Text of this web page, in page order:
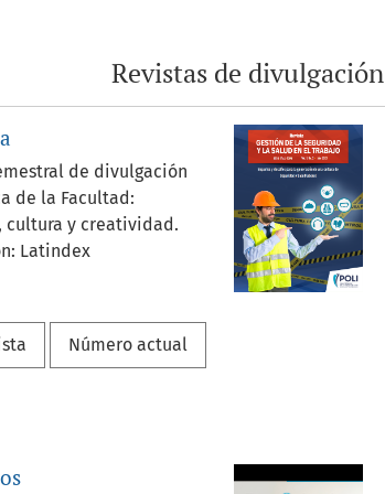
y contribuye con la
978-958-5142
Revistas de divulgación
de divulgación
de la Facultad:
cultura y creatividad.
Latindex
3159 / E-ISSN: 2145-
Número actual